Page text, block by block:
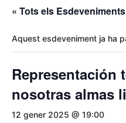
« Tots els Esdeveniments
Aquest esdeveniment ja ha
Representación
nosotras almas
12 gener 2025 @ 19:00